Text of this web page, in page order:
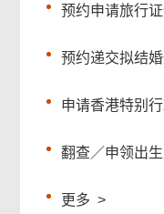
预约申请旅行
预约递交拟结
申请香港特别
翻查／申领出
更多 >